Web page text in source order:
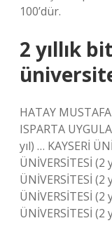
100’dür.
2 yıllık
HATAY
ISPARTA
yıl) … KAYSERİ
ÜNİVERSİTESİ (2
ÜNİVERSİTESİ (2
ÜNİVERSİTESİ (2
ÜNİVERSİTESİ (2